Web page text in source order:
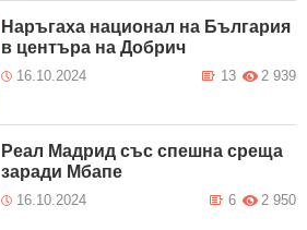
Наръгаха национал на България
в центъра на Добрич
16.10.2024 2 939
13
Реал Мадрид със спешна среща
заради Мбапе
16.10.2024 2 950
6